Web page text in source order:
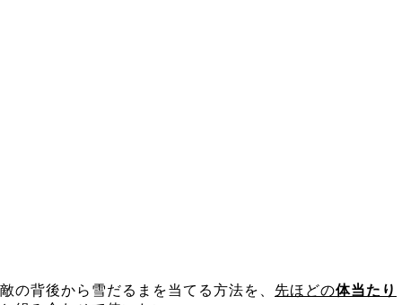
敵の背後から雪だるまを当てる方法を、 先ほどの体当たり